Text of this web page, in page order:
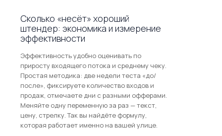
Сколько «несёт» хороший
штендер: экономика и измерение
эффективности
Эффективность удобно оценивать по
приросту входящего потока и среднему чеку.
Простая методика: две недели теста «до/
после», фиксируете количество входов и
продаж, отмечаете дни с разными офферами.
Меняйте одну переменную за раз — текст,
цену, стрелку. Так вы найдёте формулу,
которая работает именно на вашей улице.